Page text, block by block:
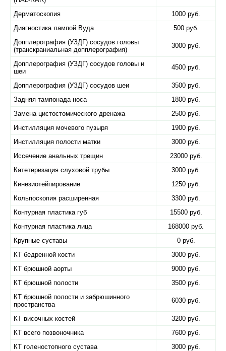
Дерматоскопия
1000 руб.
Диагностика лампой Вуда
500 руб.
Допплерография (УЗДГ) сосудов головы
(транскраниальная допплерография)
3000 руб.
Допплерография (УЗДГ) сосудов головы и
шеи
4500 руб.
Допплерография (УЗДГ) сосудов шеи
3500 руб.
Задняя тампонада носа
1800 руб.
Замена цистостомического дренажа
2500 руб.
Инстилляция мочевого пузыря
1900 руб.
Инстилляция полости матки
3000 руб.
Иссечение анальных трещин
23000 руб.
Катетеризация слуховой трубы
3000 руб.
Кинезиотейпирование
1250 руб.
Кольпоскопия расширенная
3300 руб.
Контурная пластика губ
15500 руб.
Контурная пластика лица
168000 руб.
Крупные суставы
0 руб.
КТ бедренной кости
3000 руб.
КТ брюшной аорты
9000 руб.
КТ брюшной полости
3500 руб.
КТ брюшной полости и забрюшинного
пространства
6030 руб.
КТ височных костей
3200 руб.
КТ всего позвоночника
7600 руб.
КТ голеностопного сустава
3000 руб.